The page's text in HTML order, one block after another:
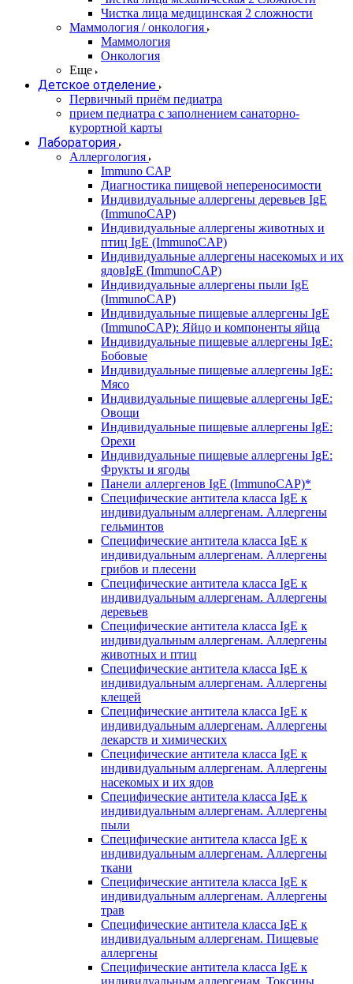
Чистка лица медицинская 2 сложности
Маммология / онкология
Маммология
Онкология
Еще
Детское отделение
Первичный приём педиатра
прием педиатра с заполнением санаторно-
курортной карты
Лаборатория
Аллергология
Immuno CAP
Диагностика пищевой непереносимости
Индивидуальные аллергены деревьев IgE
(ImmunoCAP)
Индивидуальные аллергены животных и
птиц IgE (ImmunoCAP)
Индивидуальные аллергены насекомых и их
ядовIgE (ImmunoCAP)
Индивидуальные аллергены пыли IgE
(ImmunoCAP)
Индивидуальные пищевые аллергены IgE
(ImmunoCAP): Яйцо и компоненты яйца
Индивидуальные пищевые аллергены IgE:
Бобовые
Индивидуальные пищевые аллергены IgE:
Мясо
Индивидуальные пищевые аллергены IgE:
Овощи
Индивидуальные пищевые аллергены IgE:
Орехи
Индивидуальные пищевые аллергены IgE:
Фрукты и ягоды
Панели аллергенов IgE (ImmunoCAP)*
Специфические антитела класса IgE к
индивидуальным аллергенам. Аллергены
гельминтов
Специфические антитела класса IgE к
индивидуальным аллергенам. Аллергены
грибов и плесени
Специфические антитела класса IgE к
индивидуальным аллергенам. Аллергены
деревьев
Специфические антитела класса IgE к
индивидуальным аллергенам. Аллергены
животных и птиц
Специфические антитела класса IgE к
индивидуальным аллергенам. Аллергены
клещей
Специфические антитела класса IgE к
индивидуальным аллергенам. Аллергены
лекарств и химических
Специфические антитела класса IgE к
индивидуальным аллергенам. Аллергены
насекомых и их ядов
Специфические антитела класса IgE к
индивидуальным аллергенам. Аллергены
пыли
Специфические антитела класса IgE к
индивидуальным аллергенам. Аллергены
ткани
Специфические антитела класса IgE к
индивидуальным аллергенам. Аллергены
трав
Специфические антитела класса IgE к
индивидуальным аллергенам. Пищевые
аллергены
Специфические антитела класса IgE к
индивидуальным аллергенам. Токсины